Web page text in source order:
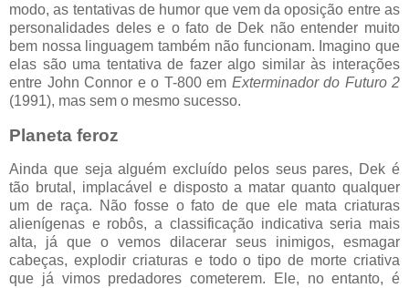
modo, as tentativas de humor que vem da oposição entre as
personalidades deles e o fato de Dek não entender muito
bem nossa linguagem também não funcionam. Imagino que
elas são uma tentativa de fazer algo similar às interações
entre John Connor e o T-800 em Exterminador do Futuro 2
(1991), mas sem o mesmo sucesso.
Planeta feroz
Ainda que seja alguém excluído pelos seus pares, Dek é
tão brutal, implacável e disposto a matar quanto qualquer
um de raça. Não fosse o fato de que ele mata criaturas
alienígenas e robôs, a classificação indicativa seria mais
alta, já que o vemos dilacerar seus inimigos, esmagar
cabeças, explodir criaturas e todo o tipo de morte criativa
que já vimos predadores cometerem. Ele, no entanto, é